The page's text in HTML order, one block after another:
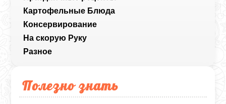
Картофельные Блюда
Консервирование
На скорую Руку
Разное
Полезно знать